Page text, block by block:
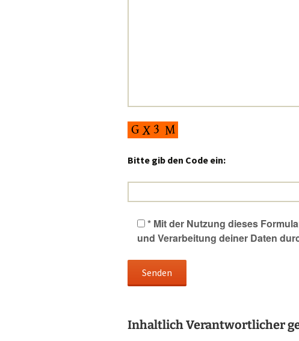
Bitte gib den Code ein:
* Mit der Nutzung dieses
und Verarbeitung deiner Daten
Inhaltlich Verantwortlicher